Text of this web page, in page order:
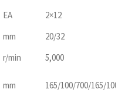
EA
2×12
mm
20/32
r/min
5,000
mm 165/100/700/165/100/